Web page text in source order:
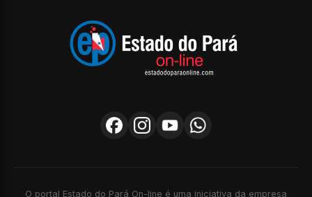
O portal Estado do Pará On-line é uma iniciativa da empresa